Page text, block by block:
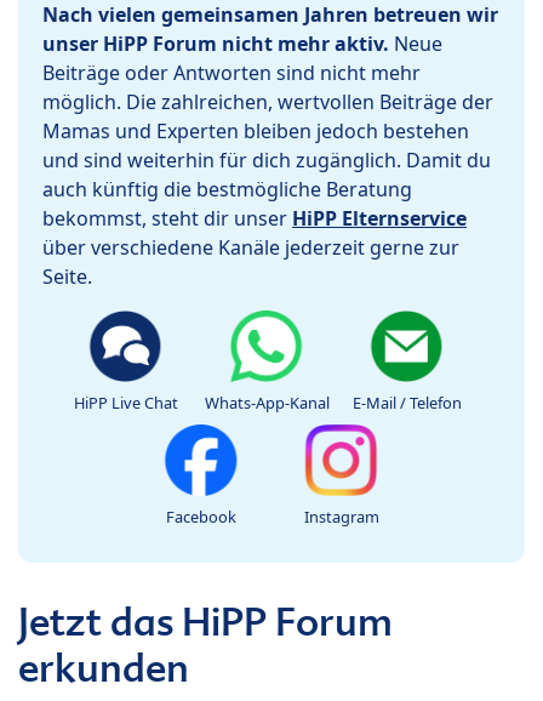
Nach vielen gemeinsamen Jahren betreuen wir
unser HiPP Forum nicht mehr aktiv. Neue
Beiträge oder Antworten sind nicht mehr
möglich. Die zahlreichen, wertvollen Beiträge der
Mamas und Experten bleiben jedoch bestehen
und sind weiterhin für dich zugänglich. Damit du
auch künftig die bestmögliche Beratung
bekommst, steht dir unser HiPP Elternservice
über verschiedene Kanäle jederzeit gerne zur
Seite.
HiPP Live Chat Whats-App-Kanal E-Mail / Telefon
Facebook Instagram
Jetzt das HiPP Forum
erkunden